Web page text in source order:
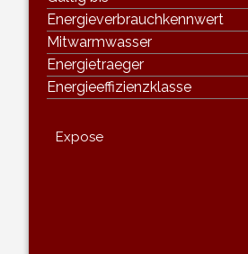
Energieverbrauchkennwert
Mitwarmwasser
Energietraeger
Energieeffizienzklasse
Expose